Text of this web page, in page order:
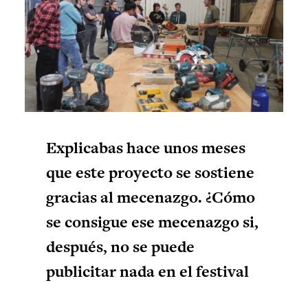
Explicabas hace unos meses
que este proyecto se sostiene
gracias al mecenazgo. ¿Cómo
se consigue ese mecenazgo si,
después, no se puede
publicitar nada en el festival